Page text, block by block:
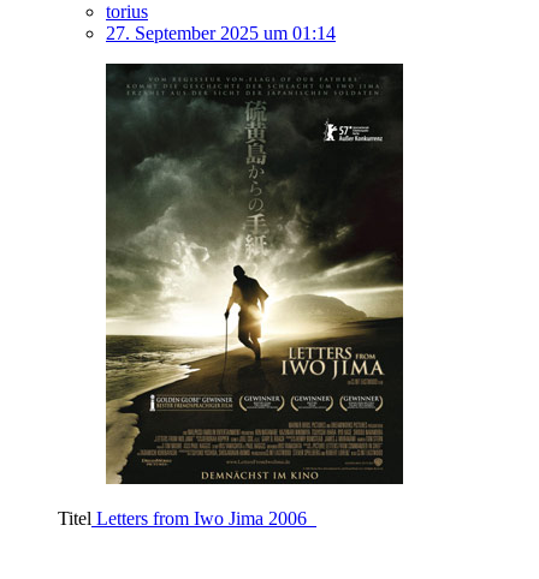
torius
27. September 2025 um 01:14
Titel Letters from Iwo Jima 2006